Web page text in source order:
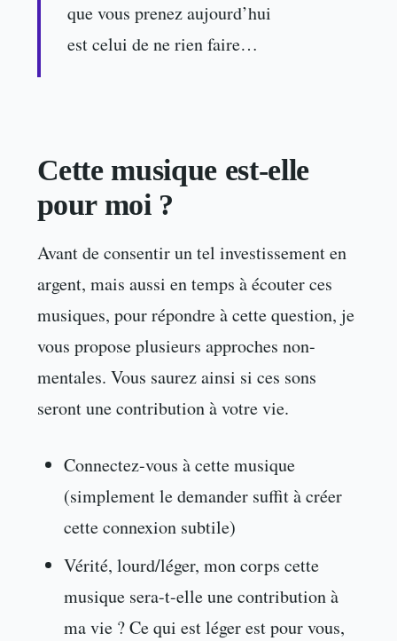
que vous prenez aujourd’hui
est celui de ne rien faire…
Cette musique est-elle
pour moi ?
Avant de consentir un tel investissement en
argent, mais aussi en temps à écouter ces
musiques, pour répondre à cette question, je
vous propose plusieurs approches non-
mentales. Vous saurez ainsi si ces sons
seront une contribution à votre vie.
Connectez-vous à cette musique
(simplement le demander suffit à créer
cette connexion subtile)
Vérité, lourd/léger, mon corps cette
musique sera-t-elle une contribution à
ma vie ? Ce qui est léger est pour vous,